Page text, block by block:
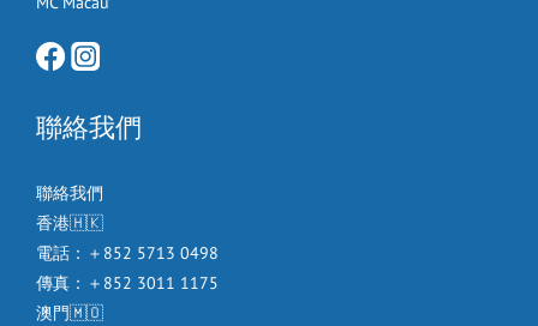
聯絡我們
聯絡我們
香港🇭🇰
電話：＋852 5713 0498
傳真：＋852 3011 1175
澳門🇲🇴